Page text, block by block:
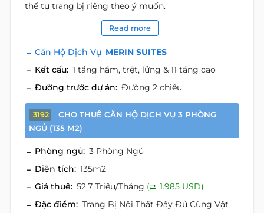
thể tự trang bị riêng theo ý muốn.
Read more
Căn Hộ Dịch Vụ MERIN SUITES
Kết cấu: 1 tầng hầm, trệt, lửng & 11 tầng cao
Đường trước dự án: Đường 2 chiều
3192
CHO THUÊ CĂN HỘ DỊCH VỤ 3 PHÒNG
NGỦ (135 M2)
Phòng ngủ: 3 Phòng Ngủ
Diện tích: 135m2
Giá thuê: 52,7 Triệu/Tháng (
1.985 USD)
Đặc điểm: Trang Bị Nội Thất Đầy Đủ Cùng Vật